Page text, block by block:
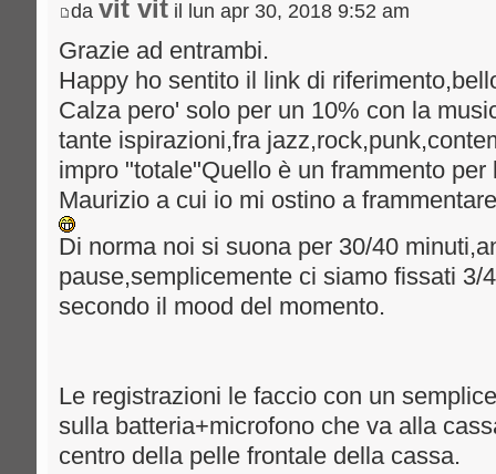
da vit vit il lun apr 30, 2018 9:52 am
Grazie ad entrambi.
Happy ho sentito il link di
Calza pero' solo per un 10% con la
tante ispirazioni,fra
impro "totale"Quello è un frammento
Maurizio a cui io mi ostino a
Di norma noi si suona per 30/40
pause,semplicemente ci siamo fissati 3/
secondo il mood del momento.
Le registrazioni le faccio con un
sulla batteria+microfono che va alla
centro della pelle frontale della cassa.